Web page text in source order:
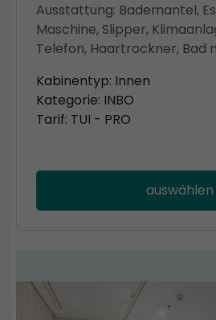
Ausstattung: Bademantel,
Maschine, Slipper,
Telefon, Haartrockner, Bad
Kabinentyp: Innen
Kategorie: INBO
Tarif: TUI - PRO
auswählen